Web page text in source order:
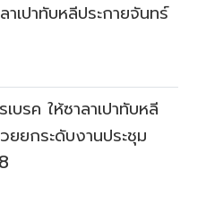
าเปาทับหลีประกายจันทร์
บรค ให้ซาลาเปาทับหลี
ยยกระดับงานประชุม